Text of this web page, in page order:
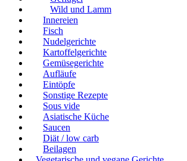
Wild und Lamm
Innereien
Fisch
Nudelgerichte
Kartoffelgerichte
Gemüsegerichte
Aufläufe
Eintöpfe
Sonstige Rezepte
Sous vide
Asiatische Küche
Saucen
Diät / low carb
Beilagen